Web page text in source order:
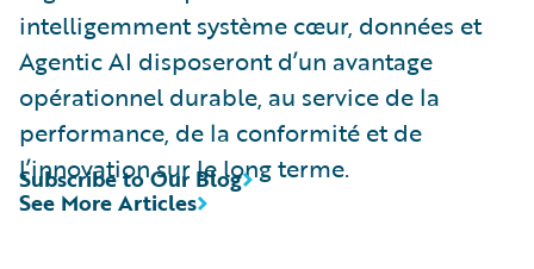
intelligemment système cœur, données et
Agentic AI disposeront d’un avantage
opérationnel durable, au service de la
performance, de la conformité et de
l’innovation sur le long terme.
See More Articles
Subscribe to Our Blog